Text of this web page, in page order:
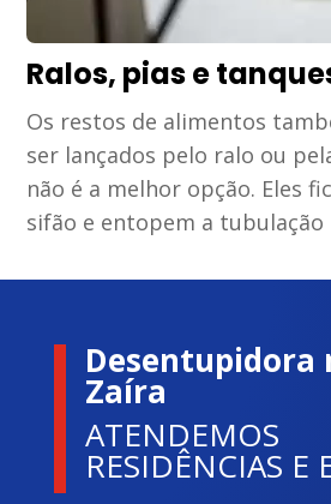
Ralos, pias e
Os restos de alimentos
ser lançados pelo ralo ou
não é a melhor opção. Eles
sifão e entopem a tubulação
Desentupidora
Zaíra
ATENDEMOS
RESIDÊNCIAS E